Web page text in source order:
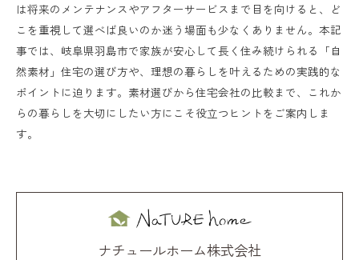
は将来のメンテナンスやアフターサービスまで目を向けると、ど
こを重視して選べば良いのか迷う場面も少なくありません。本記
事では、岐阜県羽島市で家族が安心して長く住み続けられる「自
然素材」住宅の選び方や、理想の暮らしを叶えるための実践的な
ポイントに迫ります。素材選びから住宅会社の比較まで、これか
らの暮らしを大切にしたい方にこそ役立つヒントをご案内しま
す。
ナチュールホーム株式会社